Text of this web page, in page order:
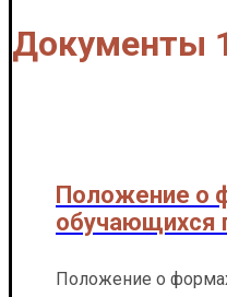
Документы
Положение о
обучающихся
Положение о